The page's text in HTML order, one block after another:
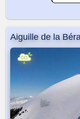
Aiguille de la